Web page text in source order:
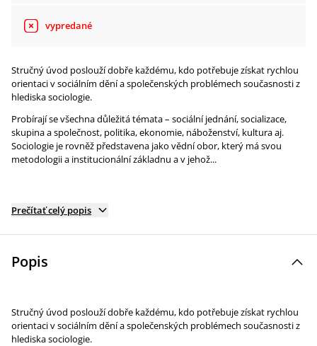
vypredané
Stručný úvod poslouží dobře každému, kdo potřebuje získat rychlou
orientaci v sociálním dění a společenských problémech současnosti z
hlediska sociologie.
Probírají se všechna důležitá témata – sociální jednání, socializace,
skupina a společnost, politika, ekonomie, náboženství, kultura aj.
Sociologie je rovněž představena jako vědní obor, který má svou
metodologii a institucionální základnu a v jehož...
Prečítať celý popis
Popis
Stručný úvod poslouží dobře každému, kdo potřebuje získat rychlou
orientaci v sociálním dění a společenských problémech současnosti z
hlediska sociologie.